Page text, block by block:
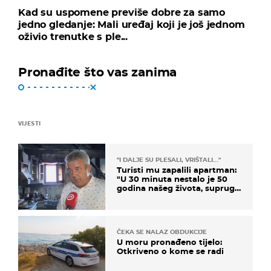
Kad su uspomene previše dobre za samo
jedno gledanje: Mali uređaj koji je još jednom
oživio trenutke s ple...
Pronađite što vas zanima
VIJESTI
"I DALJE SU PLESALI, VRIŠTALI..."
Turisti mu zapalili apartman:
"U 30 minuta nestalo je 50
godina našeg života, supruga
ČEKA SE NALAZ OBDUKCIJE
U moru pronađeno tijelo:
Otkriveno o kome se radi